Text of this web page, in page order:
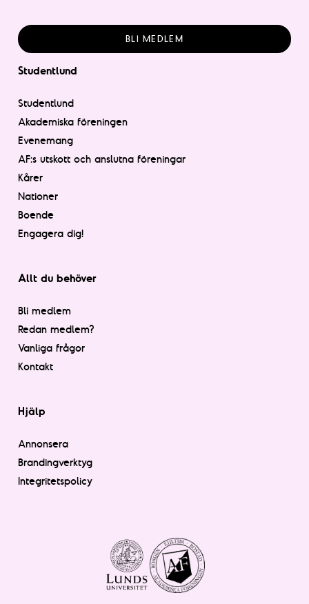
BLI MEDLEM
Studentlund
Studentlund
Akademiska föreningen
Evenemang
AF:s utskott och anslutna föreningar
Kårer
Nationer
Boende
Engagera dig!
Allt du behöver
Bli medlem
Redan medlem?
Vanliga frågor
Kontakt
Hjälp
Annonsera
Brandingverktyg
Integritetspolicy